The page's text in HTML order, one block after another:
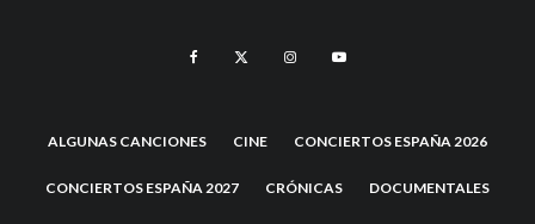
ALGUNAS CANCIONES CINE CONCIERTOS ESPAÑA 2026
CONCIERTOS ESPAÑA 2027 CRÓNICAS DOCUMENTALES